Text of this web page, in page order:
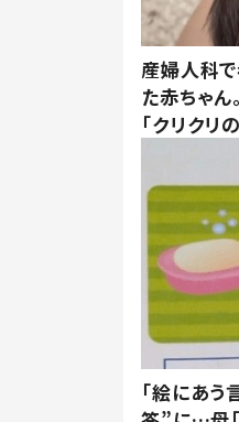
産婦人科
た赤ちゃ
「クリクリ
「絵にあ